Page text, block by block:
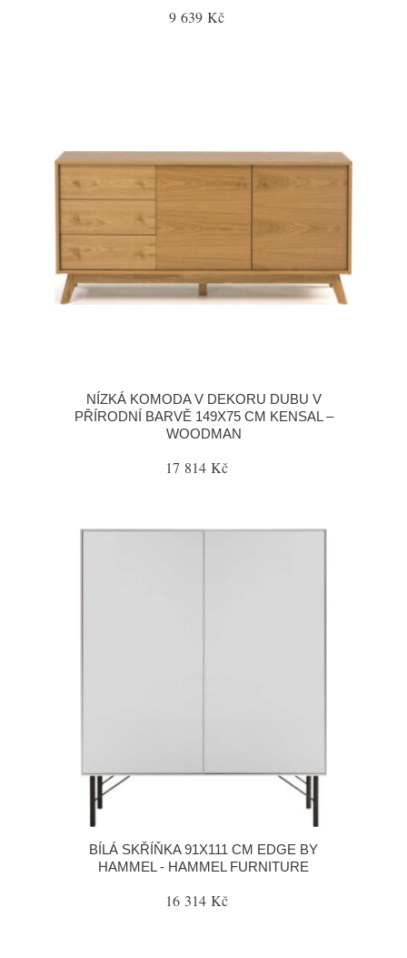
9 639 Kč
NÍZKÁ KOMODA V DEKORU DUBU V
PŘÍRODNÍ BARVĚ 149X75 CM KENSAL –
WOODMAN
17 814 Kč
BÍLÁ SKŘÍŇKA 91X111 CM EDGE BY
HAMMEL - HAMMEL FURNITURE
16 314 Kč